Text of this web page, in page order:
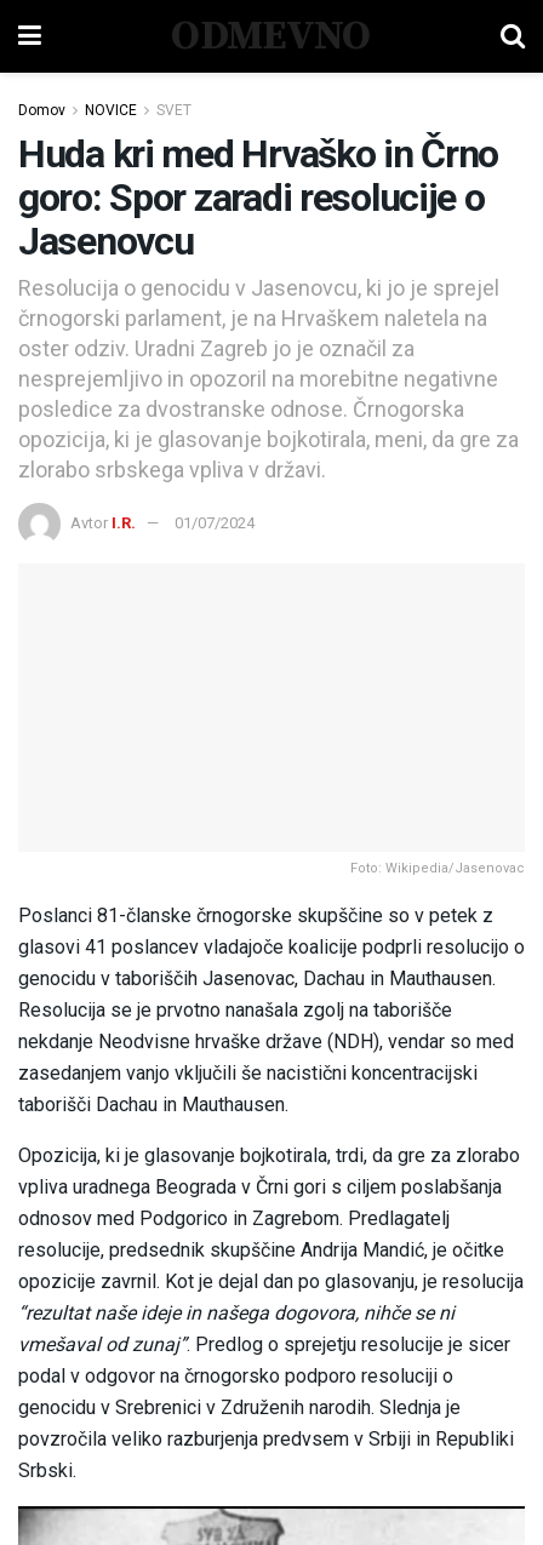
ODMEVNO
Domov NOVICE SVET
Huda kri med Hrvaško in Črno
goro: Spor zaradi resolucije o
Jasenovcu
Resolucija o genocidu v Jasenovcu, ki jo je sprejel
črnogorski parlament, je na Hrvaškem naletela na
oster odziv. Uradni Zagreb jo je označil za
nesprejemljivo in opozoril na morebitne negativne
posledice za dvostranske odnose. Črnogorska
opozicija, ki je glasovanje bojkotirala, meni, da gre za
zlorabo srbskega vpliva v državi.
Avtor I.R. 01/07/2024
Foto: Wikipedia/Jasenovac
Poslanci 81-članske črnogorske skupščine so v petek z
glasovi 41 poslancev vladajoče koalicije podprli resolucijo o
genocidu v taboriščih Jasenovac, Dachau in Mauthausen.
Resolucija se je prvotno nanašala zgolj na taborišče
nekdanje Neodvisne hrvaške države (NDH), vendar so med
zasedanjem vanjo vključili še nacistični koncentracijski
taborišči Dachau in Mauthausen.
Opozicija, ki je glasovanje bojkotirala, trdi, da gre za zlorabo
vpliva uradnega Beograda v Črni gori s ciljem poslabšanja
odnosov med Podgorico in Zagrebom. Predlagatelj
resolucije, predsednik skupščine Andrija Mandić, je očitke
opozicije zavrnil. Kot je dejal dan po glasovanju, je resolucija
“rezultat naše ideje in našega dogovora, nihče se ni
vmešaval od zunaj”. Predlog o sprejetju resolucije je sicer
podal v odgovor na črnogorsko podporo resoluciji o
genocidu v Srebrenici v Združenih narodih. Slednja je
povzročila veliko razburjenja predvsem v Srbiji in Republiki
Srbski.